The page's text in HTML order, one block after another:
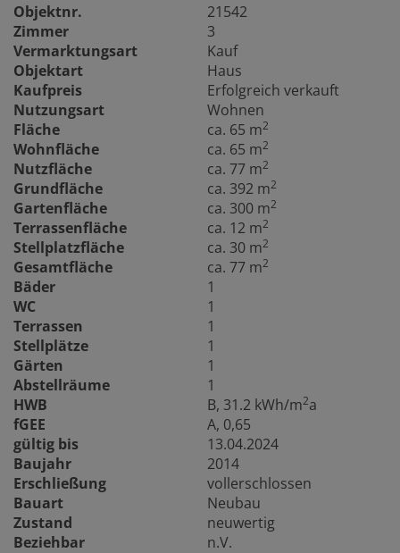
Objektnr.
21542
Zimmer
3
Vermarktungsart
Kauf
Objektart
Haus
Kaufpreis
Erfolgreich verkauft
Nutzungsart
Wohnen
Fläche
ca. 65 m2
Wohnfläche ca. 65 m2
Nutzfläche ca. 77 m2
Grundfläche ca. 392 m2
Gartenfläche ca. 300 m2
Terrassenfläche ca. 12 m2
Stellplatzfläche ca. 30 m2
Gesamtfläche ca. 77 m2
Bäder
1
WC
1
Terrassen
1
Stellplätze
1
Gärten
1
Abstellräume
1
HWB
B, 31.2 kWh/m2a
fGEE
A, 0,65
gültig bis
13.04.2024
Baujahr
2014
Erschließung
vollerschlossen
Bauart
Neubau
Zustand
neuwertig
Beziehbar
n.V.